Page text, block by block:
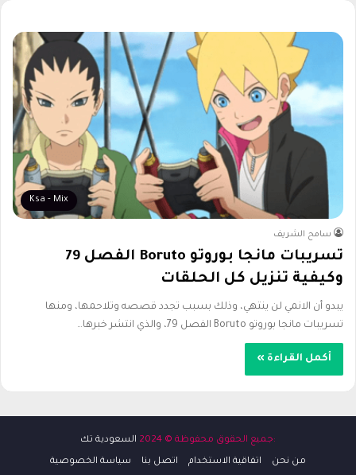
Ksa - Mix
سامح الشريف
تسريبات مانجا بوروتو Boruto الفصل 79
وكيفية تنزيل كل الحلقات
يبدو أن الانمي لن ينتهي، وذلك بسبب تجدد قصصه وتلاحمها، ومنها
تسريبات مانجا بوروتو Boruto الفصل 79، والذي انتشر خبرها…
أكمل القراءة »
:جميع الحقوق محفوظة © 2024 السعودية تك
من نحن اتفاقية الاستخدام اتصل بنا سياسة الخصوصية